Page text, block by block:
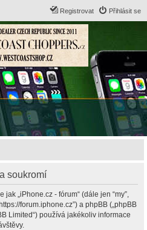
Přihlásit se
Registrovat
soukromí
„iPhone.cz - fórum“ (dále jen “my”,
forum.iphone.cz”) a phpBB („phpBB
Limited“) používá jakékoliv informace